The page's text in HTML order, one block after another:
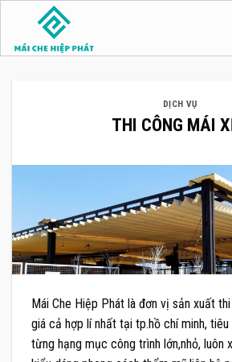
content
DỊCH VỤ
THI CÔNG MÁI
Mái Che Hiệp Phát là đơn vị sản xuất
giá cả hợp lí nhất tại tp.hồ chí minh,
từng hạng mục công trình lớn,nhỏ, luôn